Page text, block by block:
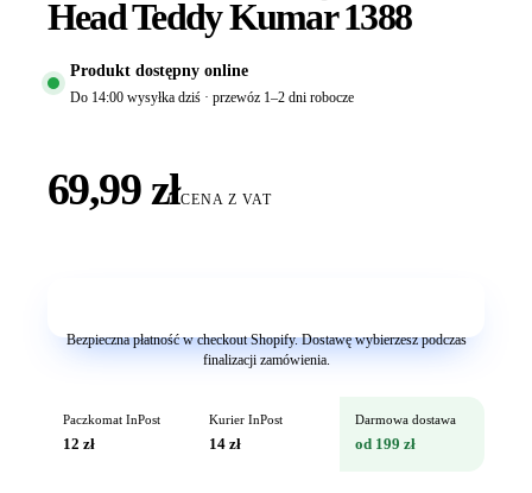
Head Teddy Kumar 1388
Produkt dostępny online
Do 14:00 wysyłka dziś · przewóz 1–2 dni robocze
69,99 złCENA Z VAT
Bezpieczna płatność w checkout Shopify. Dostawę wybierzesz podczas
finalizacji zamówienia.
Paczkomat InPost
12 zł
Kurier InPost
14 zł
Darmowa dostawa
od 199 zł